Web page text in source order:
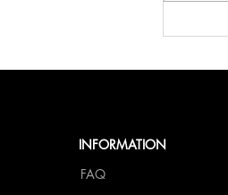
INFORMATION
FAQ